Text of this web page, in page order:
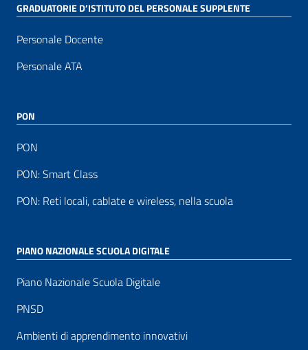
GRADUATORIE D’ISTITUTO DEL PERSONALE SUPPLENTE
Personale Docente
Personale ATA
PON
PON
PON: Smart Class
PON: Reti locali, cablate e wireless, nella scuola
PIANO NAZIONALE SCUOLA DIGITALE
Piano Nazionale Scuola Digitale
PNSD
Ambienti di apprendimento innovativi